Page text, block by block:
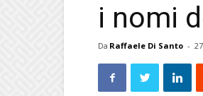
i nomi
Da Raffaele Di Santo -